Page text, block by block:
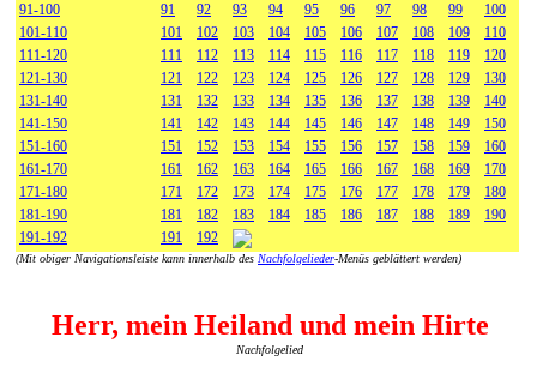
91-100
91 92 93 94 95 96 97 98 99
100
101-110
101 102 103 104 105 106 107 108 109
110
111-120
111 112 113 114 115 116 117 118 119
120
121-130
121 122 123 124 125 126 127 128 129
130
131-140
131 132 133 134 135 136 137 138 139
140
141-150
141 142 143 144 145 146 147 148 149
150
151-160
151 152 153 154 155 156 157 158 159
160
161-170
161 162 163 164 165 166 167 168 169
170
171-180
171 172 173 174 175 176 177 178 179
180
181-190
181 182 183 184 185 186 187 188 189
190
191-192
191 192
(Mit obiger Navigationsleiste kann innerhalb des Nachfolgelieder-Menüs geblättert werden)
Herr, mein Heiland und mein Hirte
Nachfolgelied